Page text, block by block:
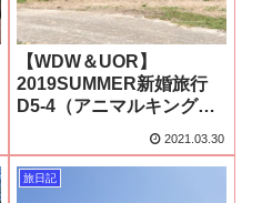
【WDW＆UOR】
2019SUMMER新婚旅行
D5-4（アニマルキングダ
2021.03.30
旅日記